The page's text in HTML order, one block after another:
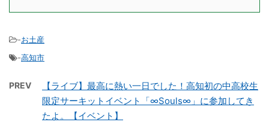
-お土産
-高知市
PREV
【ライブ】最高に熱い一日でした！高知初の中高校生
限定サーキットイベント「∞Souls∞」に参加してき
たよ。【イベント】